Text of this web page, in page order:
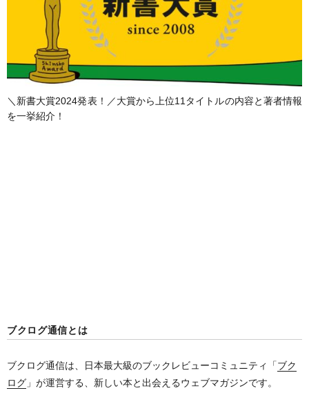
＼新書大賞2024発表！／大賞から上位11タイトルの内容と著者情報
を一挙紹介！
ブクログ通信とは
ブクログ通信は、日本最大級のブックレビューコミュニティ「ブク
ログ 」が運営する、新しい本と出会えるウェブマガジンです。